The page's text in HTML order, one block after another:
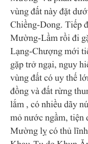
vùng đất này đặt
Chiềng-Dong. Tiếp
Mường-Lầm rồi đi
Lạng-Chượng mới
gặp trở ngại, nguy
vùng đất có uy thế
đồng và đất rừng
lắm , có nhiều dãy
mỏ nước ngầm, tiện
Mường lỵ có thủ